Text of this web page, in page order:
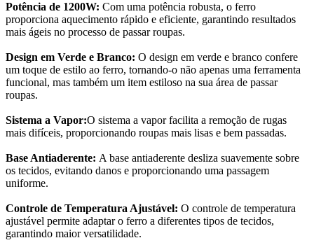
Potência de 1200W: Com uma potência robusta, o ferro
proporciona aquecimento rápido e eficiente, garantindo resultados
mais ágeis no processo de passar roupas.
Design em Verde e Branco: O design em verde e branco confere
um toque de estilo ao ferro, tornando-o não apenas uma ferramenta
funcional, mas também um item estiloso na sua área de passar
roupas.
Sistema a Vapor:O sistema a vapor facilita a remoção de rugas
mais difíceis, proporcionando roupas mais lisas e bem passadas.
Base Antiaderente: A base antiaderente desliza suavemente sobre
os tecidos, evitando danos e proporcionando uma passagem
uniforme.
Controle de Temperatura Ajustável: O controle de temperatura
ajustável permite adaptar o ferro a diferentes tipos de tecidos,
garantindo maior versatilidade.